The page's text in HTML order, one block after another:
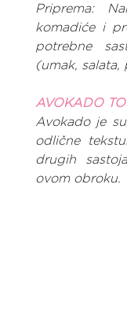
Priprema:
komadiće i
potrebne
(umak, salata,
AVOKADO
Avokado je
odlične
drugih
ovom obroku.